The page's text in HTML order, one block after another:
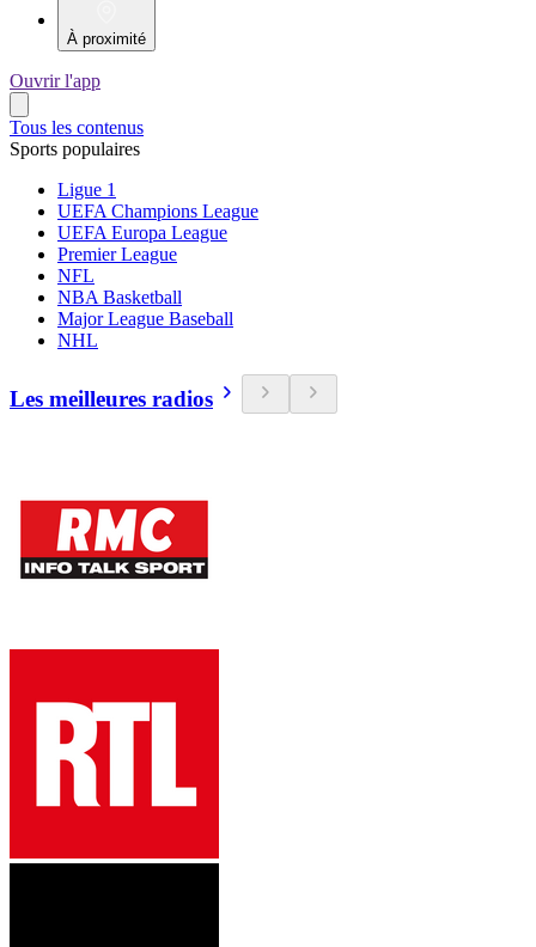
À proximité
Ouvrir l'app
Tous les contenus
Sports populaires
Ligue 1
UEFA Champions League
UEFA Europa League
Premier League
NFL
NBA Basketball
Major League Baseball
NHL
Les meilleures radios